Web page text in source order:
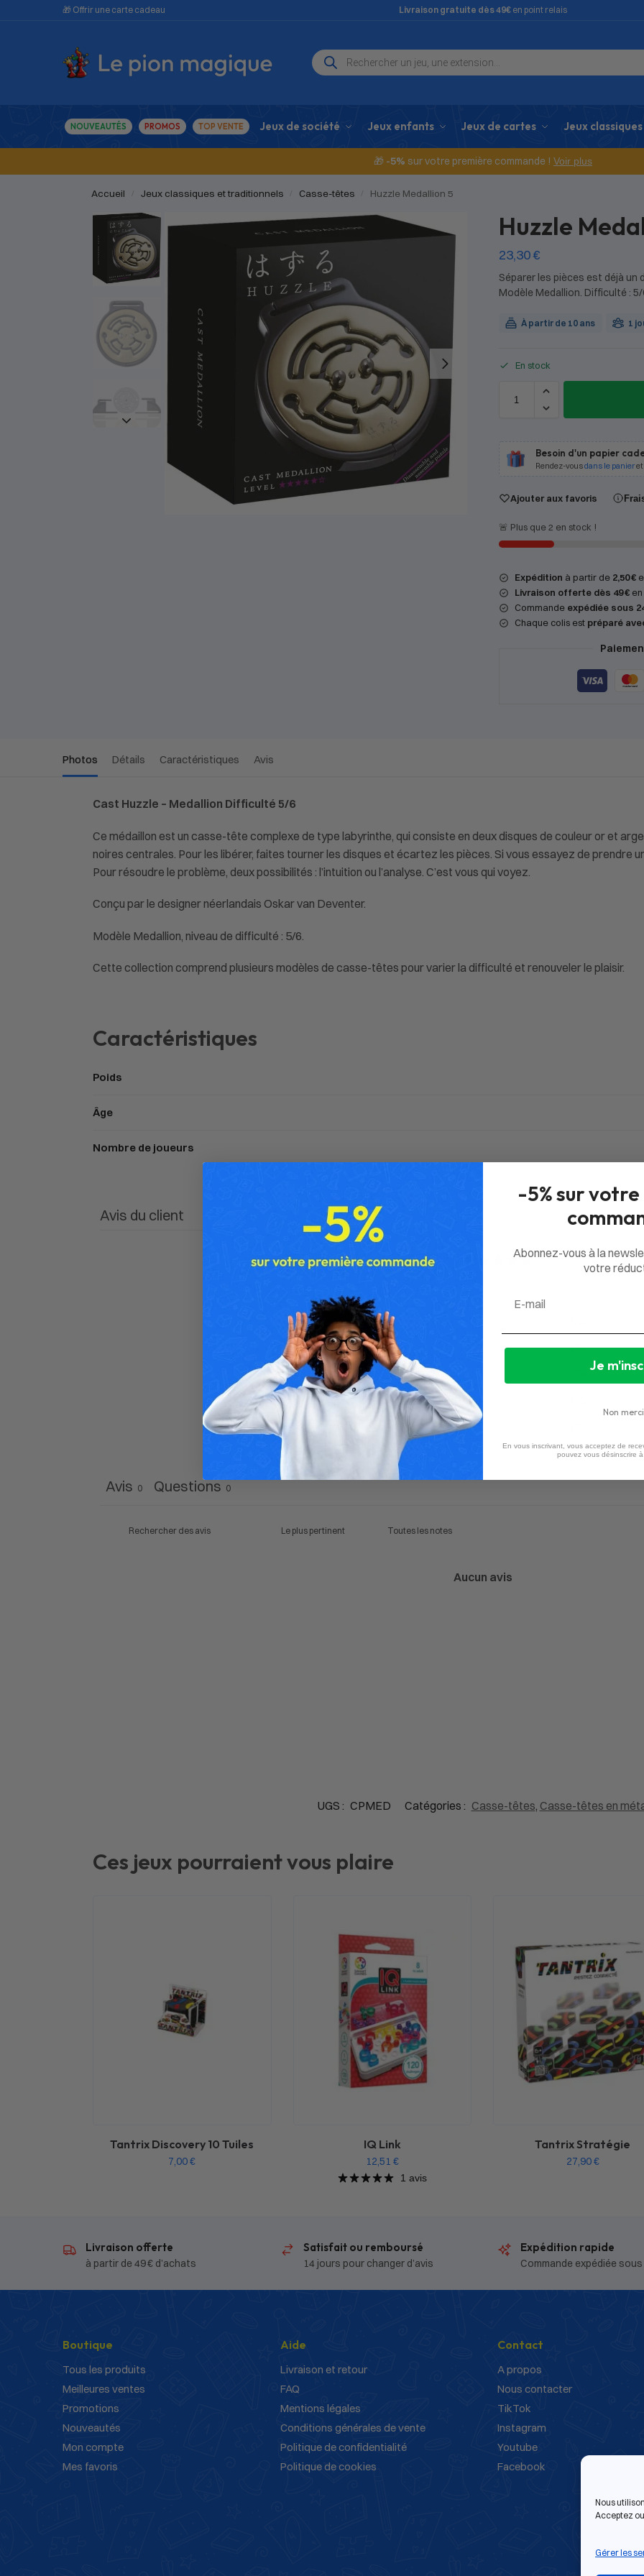
Nous
Acceptez
Gérer les
🎁 Offrir une carte cadeau Livraison gratuite dès 49€ en point relais
NOUVEAUTÉS PROMOS TOP VENTE Jeux de société Jeux enfants Jeux de cartes Jeux classiques
🎁 -5% sur votre première commande ! Voir plus
Accueil Jeux classiques et traditionnels Casse-têtes Huzzle Medallion 5
Huzzle
23,30€
Séparer les pièces est déjà un
Modèle Medallion. Difficulté : 5/
À partir de 10 ans 1
En stock
Besoin d'un papier
Rendez-vousdans le panieret
Ajouter aux favoris
🚨 Plus que 2 en stock !
Expédition à partir de 2,50 €
Livraison offerte dès 49 €en
Commande expédiée sous
Chaque colis est préparé
Photos Détails Caractéristiques Avis
Cast Huzzle – Medallion Difficulté 5/6
Ce médaillon est un casse-tête complexe de type labyrinthe, qui consiste en deux disques de couleur or et
noires centrales. Pour les libérer, faites tourner les disques et écartez les pièces. Si vous essayez de prendre
Pour résoudre le problème, deux possibilités : l’intuition ou l’analyse. C’est vous qui voyez.
Conçu par le designer néerlandais Oskar van Deventer.
Modèle Medallion, niveau de difficulté : 5/6.
Cette collection comprend plusieurs modèles de casse-têtes pour varier la difficulté et renouveler le plaisir.
Caractéristiques
Poids
Âge
Nombre de joueurs
Avis du client
0
5
4
0%
2
Avis 0 Questions 0
Aucun avis
UGS : CPMED Catégories : Casse-têtes, Casse-têtes en
Ces jeux pourraient vous plaire
Tantrix Discovery 10 Tuiles
7,00€
IQ Link
12,51 €
1 avis
Tantrix Stratégie
27,90€
Livraison offerte
à partir de 49 € d’achats
Satisfait ou remboursé
14 jours pour changer d’avis
Expédition rapide
Commande expédiée
Boutique
Tous les produits
Meilleures ventes
Promotions
Nouveautés
Mon compte
Mes favoris
Aide
Livraison et retour
FAQ
Mentions légales
Conditions générales de vente
Politique de confidentialité
Politique de cookies
Contact
A propos
Nous contacter
TikTok
Instagram
Youtube
Facebook
-5% sur
Abonnez-vous à la
votre
Je
Non merci
En vous inscrivant, vous acceptez de
pouvez vous désinscrire